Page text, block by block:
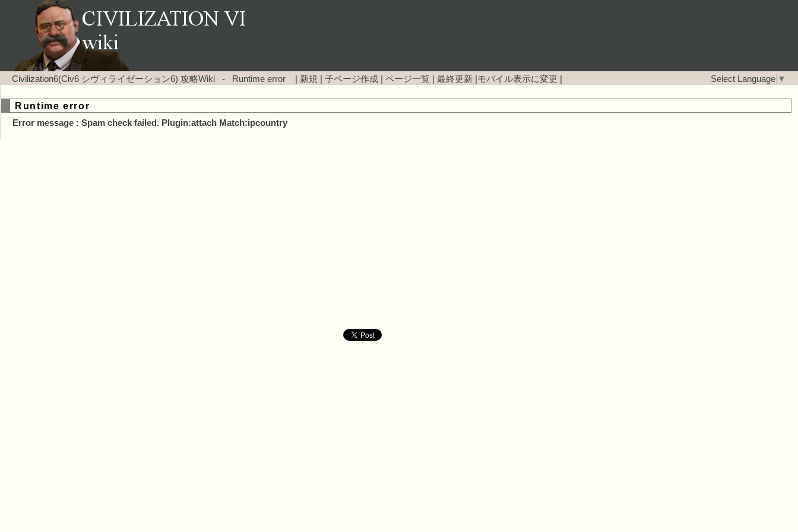
Civilization6(Civ6 シヴィライゼーション6) 攻略Wiki - Runtime error | 新規 子ページ作成 ページ一覧 最終更新 モバイル表示に変更 Select Language ▼
Runtime error
Error message : Spam check failed. Plugin:attach Match:ipcountry